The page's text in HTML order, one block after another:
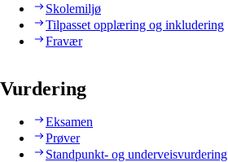
Skolemiljø
Tilpasset opplæring og inkludering
Fravær
Vurdering
Eksamen
Prøver
Standpunkt- og underveisvurdering